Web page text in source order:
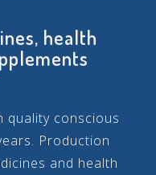
health
quality conscious
Production
and health